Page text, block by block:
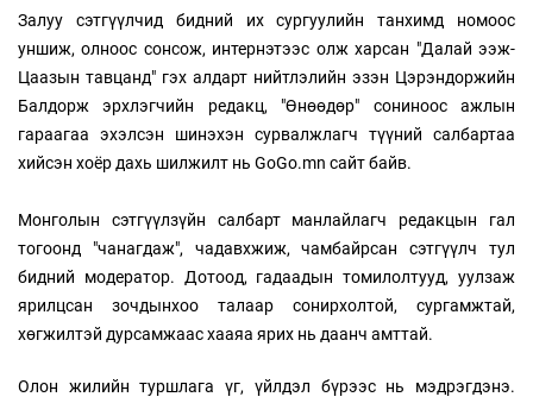
Залуу сэтгүүлчид бидний их сургуулийн танхимд номоос
уншиж, олноос сонсож, интернэтээс олж харсан "Далай ээж-
Цаазын тавцанд" гэх алдарт нийтлэлийн эзэн Цэрэндоржийн
Балдорж эрхлэгчийн редакц, "Өнөөдөр" сониноос ажлын
гараагаа эхэлсэн шинэхэн сурвалжлагч түүний салбартаа
хийсэн хоёр дахь шилжилт нь GoGo.mn сайт байв.
Монголын сэтгүүлзүйн салбарт манлайлагч редакцын гал
тогоонд "чанагдаж", чадавхжиж, чамбайрсан сэтгүүлч тул
бидний модератор. Дотоод, гадаадын томилолтууд, уулзаж
ярилцсан зочдынхоо талаар сонирхолтой, сургамжтай,
хөгжилтэй дурсамжаас хааяа ярих нь даанч амттай.
Олон жилийн туршлага үг, үйлдэл бүрээс нь мэдрэгдэнэ.